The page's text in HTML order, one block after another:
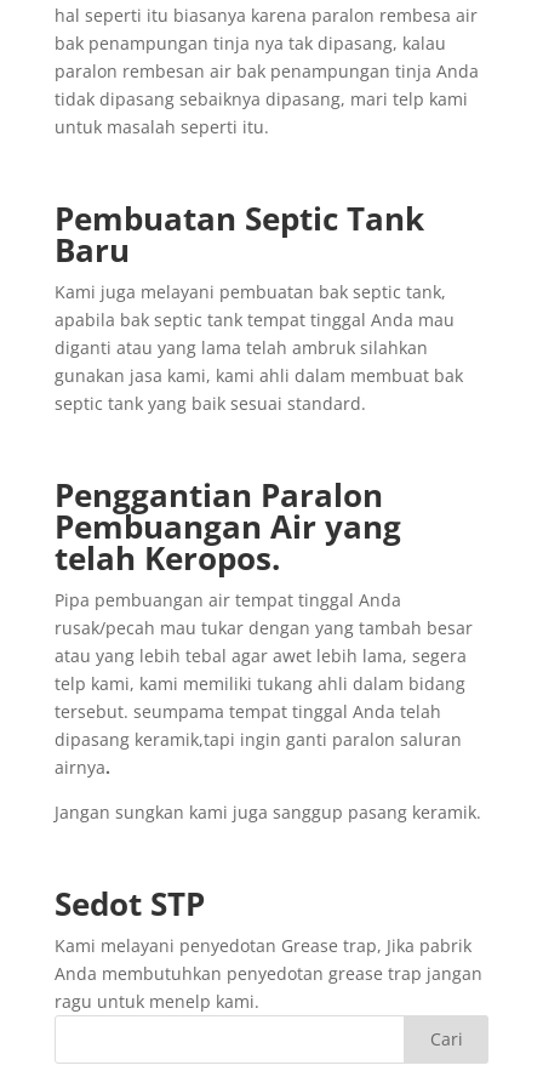
hal seperti itu biasanya karena paralon rembesa air
bak penampungan tinja nya tak dipasang, kalau
paralon rembesan air bak penampungan tinja Anda
tidak dipasang sebaiknya dipasang, mari telp kami
untuk masalah seperti itu.
Pembuatan Septic Tank
Baru
Kami juga melayani pembuatan bak septic tank,
apabila bak septic tank tempat tinggal Anda mau
diganti atau yang lama telah ambruk silahkan
gunakan jasa kami, kami ahli dalam membuat bak
septic tank yang baik sesuai standard.
Penggantian Paralon
Pembuangan Air yang
telah Keropos.
Pipa pembuangan air tempat tinggal Anda
rusak/pecah mau tukar dengan yang tambah besar
atau yang lebih tebal agar awet lebih lama, segera
telp kami, kami memiliki tukang ahli dalam bidang
tersebut. seumpama tempat tinggal Anda telah
dipasang keramik,tapi ingin ganti paralon saluran
airnya.
Jangan sungkan kami juga sanggup pasang keramik.
Sedot STP
Kami melayani penyedotan Grease trap, Jika pabrik
Anda membutuhkan penyedotan grease trap jangan
ragu untuk menelp kami.